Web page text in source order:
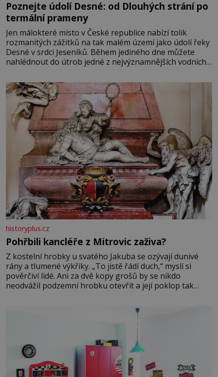
Poznejte údolí Desné: od Dlouhých strání po
termální prameny
Jen málokteré místo v České republice nabízí tolik
rozmanitých zážitků na tak malém území jako údolí řeky
Desné v srdci Jeseníků. Během jediného dne můžete
nahlédnout do útrob jedné z nejvýznamnějších vodních
se na koloběžce a den zakončit poznáváním památek ve
Velkých Losinách nebo v termálním
historyplus.cz
Pohřbili kancléře z Mitrovic zaživa?
Z kostelní hrobky u svatého Jakuba se ozývají dunivé
rány a tlumené výkřiky. „To jistě řádí duch,“ myslí si
pověrčiví lidé. Ani za dvě kopy grošů by se nikdo
neodvážil podzemní hrobku otevřít a její poklop tak